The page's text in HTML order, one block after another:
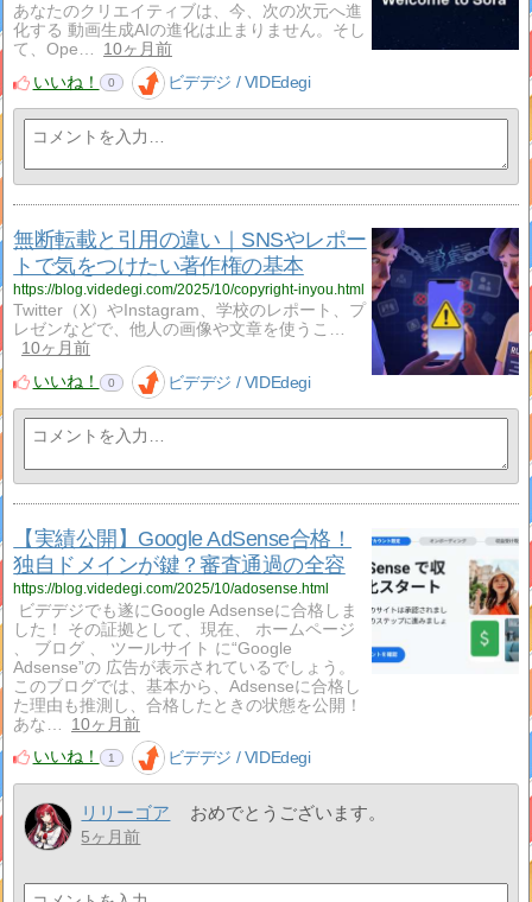
あなたのクリエイティブは、今、次の次元へ進
化する 動画生成AIの進化は止まりません。そし
て、Ope…
10ヶ月前
いいね！
0 ビデデジ / VIDEdegi
無断転載と引用の違い｜SNSやレポー
トで気をつけたい著作権の基本
https://blog.videdegi.com/2025/10/copyright-inyou.html
Twitter（X）やInstagram、学校のレポート、プ
レゼンなどで、他人の画像や文章を使うこ…
10ヶ月前
いいね！
0 ビデデジ / VIDEdegi
【実績公開】Google AdSense合格！
独自ドメインが鍵？審査通過の全容
https://blog.videdegi.com/2025/10/adosense.html
ビデデジでも遂にGoogle Adsenseに合格しま
した！ その証拠として、現在、 ホームページ
、 ブログ 、 ツールサイト に“Google
Adsense”の 広告が表示されているでしょう。
このブログでは、基本から、Adsenseに合格し
た理由も推測し、合格したときの状態を公開！
あな…
10ヶ月前
いいね！
1 ビデデジ / VIDEdegi
リリーゴア おめでとうございます。
5ヶ月前